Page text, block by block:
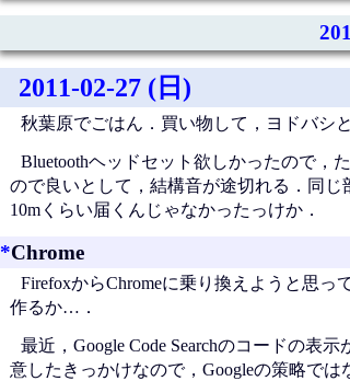
2011-02-27 (日)
秋葉原でごはん．買い物して，ヨドバシ
Bluetoothヘッドセット欲しかったので，
ので良いとして，結構音が途切れる．同じ
10mくらい届くんじゃなかったっけか．
*Chrome
FirefoxからChromeに乗り換えようと思
作るか…．
最近，Google Code Searchのコードの表
意したきっかけなので，Googleの策略では